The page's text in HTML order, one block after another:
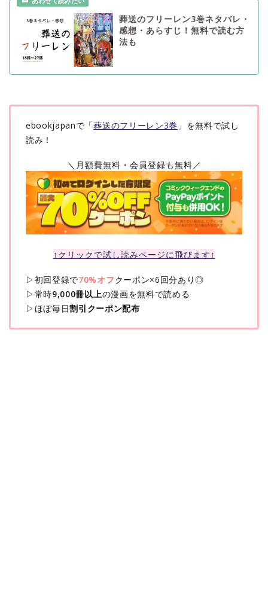
葬送のフリーレン3巻ネタバレ・
感想・あらすじ！無料で読む方
法も
ebookjapanで「葬送のフリーレン3巻 」を無料で試し
読み！
＼月額費無料・会員登録も無料／
↑クリックで試し読みページに飛びます↑
▷初回登録で70%オフクーポン×6回分あり◎
▷常時9,000冊以上の漫画を無料で読める
▷ほぼ毎日割引クーポン配布